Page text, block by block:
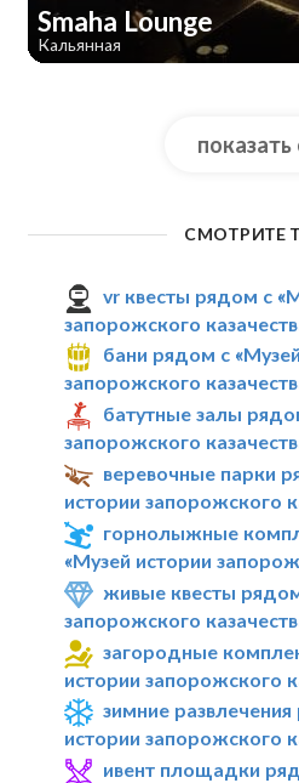
Smaha Lounge
Кальянная
СМОТРИТЕ
vr квесты рядом с
запорожского
бани рядом с
запорожского
батутные залы
запорожского
веревочные парки
истории запорожского
горнолыжные
«Музей истории
живые квесты
запорожского
загородные
истории запорожского
зимние
истории запорожского
ивент площадки